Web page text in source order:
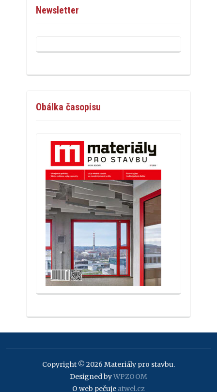
Newsletter
Obálka časopisu
Copyright © 2026 Materiály pro stavbu.
Designed byWPZOOM
O web pečuje atwel.cz